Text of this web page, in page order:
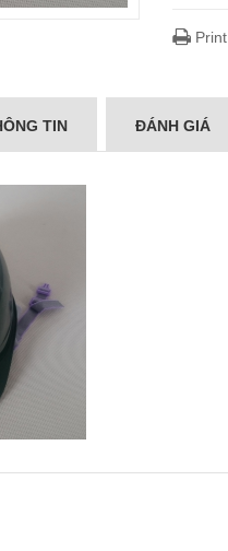
Print
TIN ĐÁNH GIÁ